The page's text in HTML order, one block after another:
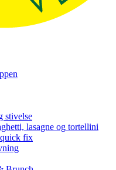
stivelse
lasagne og tortellini
fix